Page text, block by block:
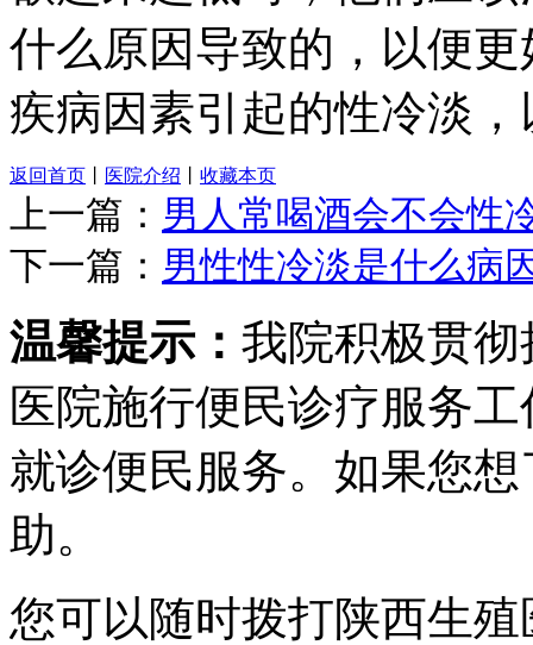
什么原因导致的，以便
疾病因素引起的性冷淡
返回首页 医院介绍 收藏本页
上一篇： 男人常喝酒会不会性
下一篇： 男性性冷淡是什么病
温馨提示： 我院积极贯
医院施行便民诊疗服务
就诊便民服务。如果您
助。
您可以随时拨打陕西生